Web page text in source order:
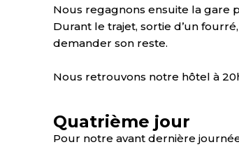
Nous regagnons ensuite la gare
Durant le trajet, sortie d’un
demander son reste.
Nous retrouvons notre hôtel à
Quatrième jour
Pour notre avant dernière